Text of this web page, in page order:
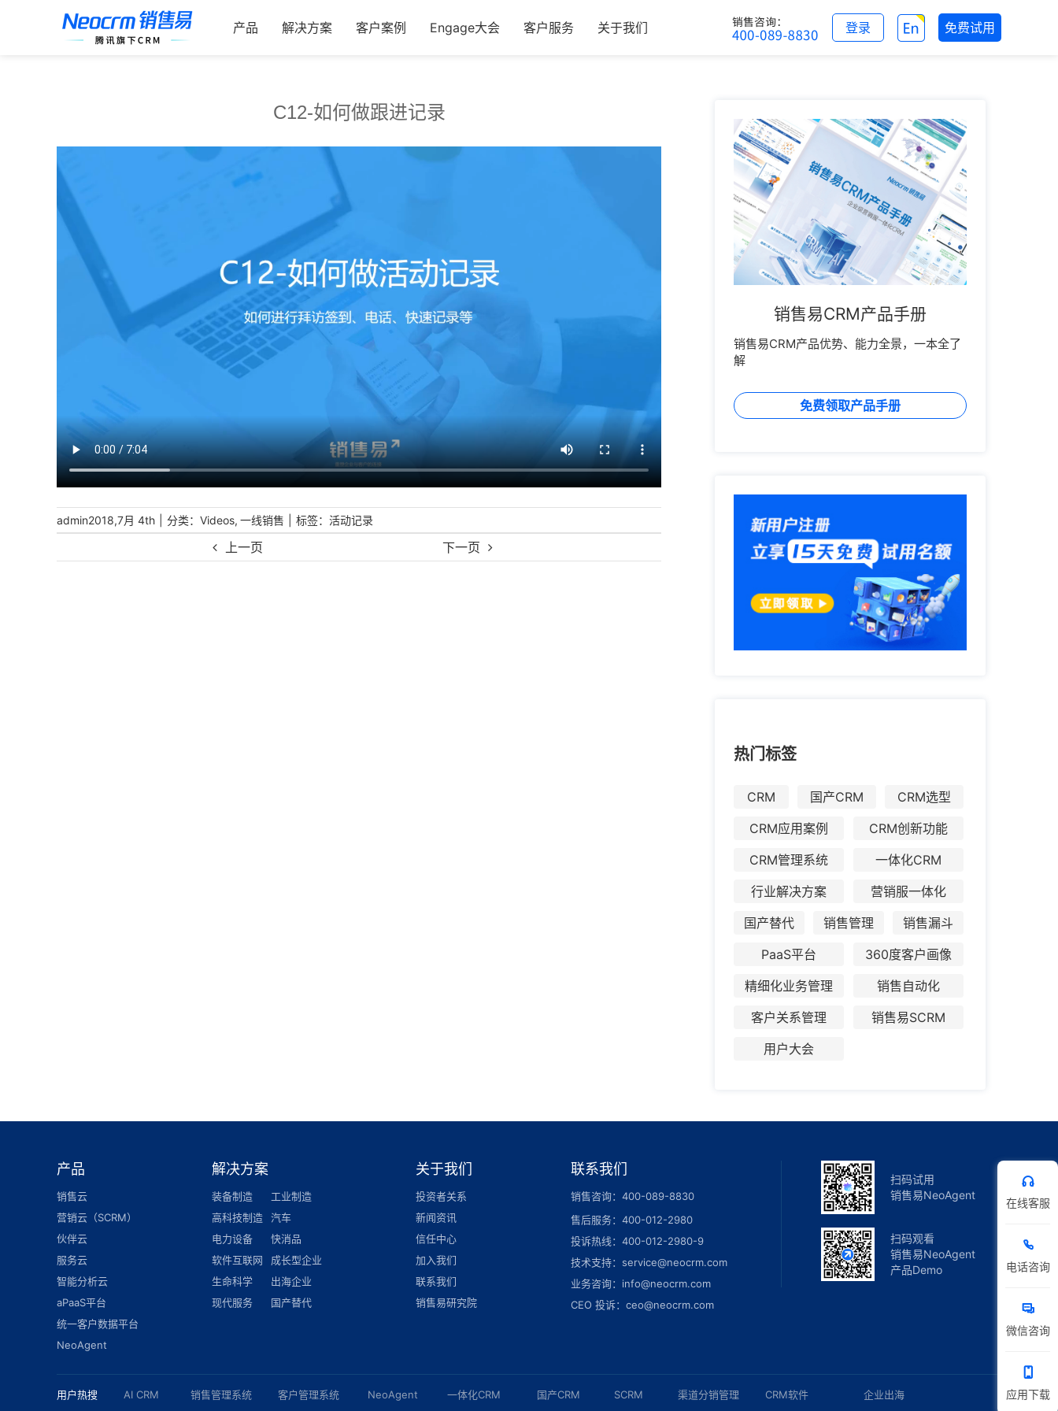
产品 解决方案 客户案例 Engage大会 客户服务 关于我们 免费试用
登录
上一页 下一页
C12-如何做跟进记录
admin2018,7月 4th | 分类： Videos, 一线销售 | 标签： 活动记录
销售易CRM产品手册
销售易CRM产品优势、能力全景，一本全了
解
免费领取产品手册
热门标签
CRM 国产CRM
CRM选型
CRM应用案例
CRM创新功能
CRM管理系统
一体化CRM
行业解决方案
营销服一体化
国产替代
销售管理
销售漏斗
PaaS平台
360度客户画像
精细化业务管理
销售自动化
客户关系管理
销售易SCRM
用户大会
产品
销售云
营销云（SCRM）
伙伴云
服务云
智能分析云
aPaaS平台
统一客户数据平台
NeoAgent
解决方案
装备制造
工业制造
高科技制造
汽车
电力设备
快消品
软件互联网
成长型企业
生命科学
出海企业
现代服务
国产替代
关于我们
投资者关系
新闻资讯
信任中心
加入我们
联系我们
销售易研究院
联系我们
销售咨询：400-089-8830
售后服务：400-012-2980
投诉热线：400-012-2980-9
技术支持：service@neocrm.com
业务咨询：info@neocrm.com
CEO 投诉：ceo@neocrm.com
扫码试用
销售易NeoAgent
扫码观看
销售易NeoAgent
产品Demo
用户热搜
AI CRM
销售管理系统
客户管理系统
NeoAgent
一体化CRM
国产CRM
SCRM
渠道分销管理
CRM软件
企业出海
在线客服
电话咨询
微信咨询
应用下载